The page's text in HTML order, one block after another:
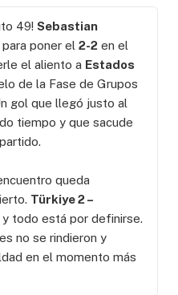
49! Sebastian
poner el 2-2 en el
el aliento a Estados
de la Fase de Grupos
gol que llegó justo al
tiempo y que sacude
queda
Türkiye 2 –
, y todo está por definirse.
no se rindieron y
en el momento más